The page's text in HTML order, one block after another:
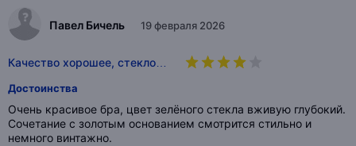
Павел Бичель 19 февраля 2026
Качество хорошее, стекло…
Достоинства
Очень красивое бра, цвет зелёного стекла вживую глубокий.
Сочетание с золотым основанием смотрится стильно и
немного винтажно.